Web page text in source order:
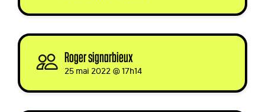
Roger signarbieux
25 mai 2022 @ 17h14